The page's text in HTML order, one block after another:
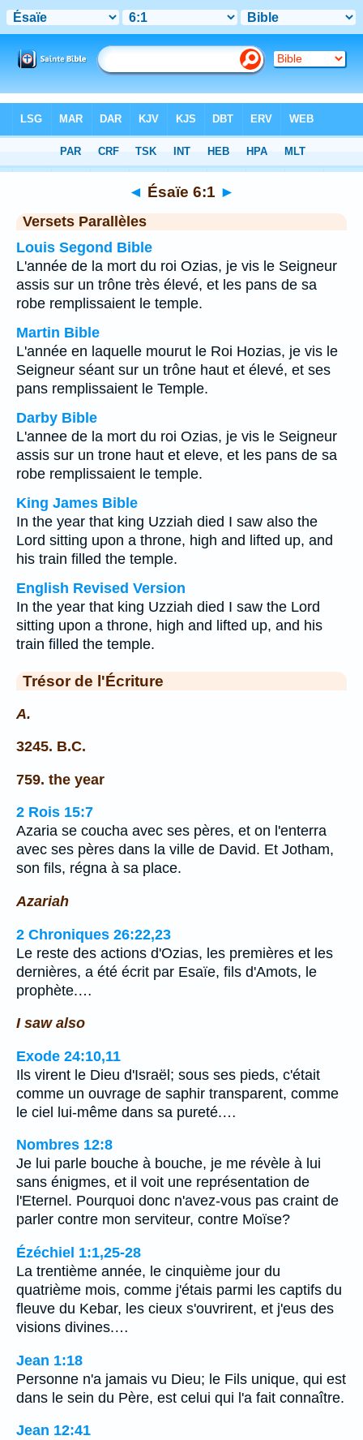
Chapitre 6> Verset 1
◄ Ésaïe 6:1 ►
Versets Parallèles
Louis Segond Bible
L'année de la mort du roi Ozias, je vis le Seigneur
assis sur un trône très élevé, et les pans de sa
robe remplissaient le temple.
Martin Bible
L'année en laquelle mourut le Roi Hozias, je vis le
Seigneur séant sur un trône haut et élevé, et ses
pans remplissaient le Temple.
Darby Bible
L'annee de la mort du roi Ozias, je vis le Seigneur
assis sur un trone haut et eleve, et les pans de sa
robe remplissaient le temple.
King James Bible
In the year that king Uzziah died I saw also the
Lord sitting upon a throne, high and lifted up, and
his train filled the temple.
English Revised Version
In the year that king Uzziah died I saw the Lord
sitting upon a throne, high and lifted up, and his
train filled the temple.
Trésor de l'Écriture
A.
3245. B.C.
759. the year
2 Rois 15:7
Azaria se coucha avec ses pères, et on l'enterra
avec ses pères dans la ville de David. Et Jotham,
son fils, régna à sa place.
Azariah
2 Chroniques 26:22,23
Le reste des actions d'Ozias, les premières et les
dernières, a été écrit par Esaïe, fils d'Amots, le
prophète.…
I saw also
Exode 24:10,11
Ils virent le Dieu d'Israël; sous ses pieds, c'était
comme un ouvrage de saphir transparent, comme
le ciel lui-même dans sa pureté.…
Nombres 12:8
Je lui parle bouche à bouche, je me révèle à lui
sans énigmes, et il voit une représentation de
l'Eternel. Pourquoi donc n'avez-vous pas craint de
parler contre mon serviteur, contre Moïse?
Ézéchiel 1:1,25-28
La trentième année, le cinquième jour du
quatrième mois, comme j'étais parmi les captifs du
fleuve du Kebar, les cieux s'ouvrirent, et j'eus des
visions divines.…
Jean 1:18
Personne n'a jamais vu Dieu; le Fils unique, qui est
dans le sein du Père, est celui qui l'a fait connaître.
Jean 12:41